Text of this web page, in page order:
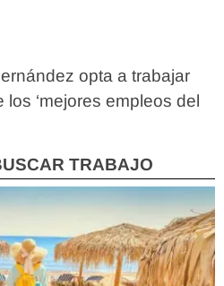
opta a trabajar
‘mejores empleos del
TRABAJO